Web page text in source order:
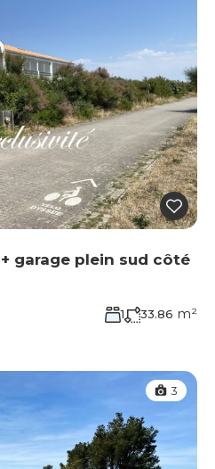
garage plein sud côté
1 33.86 m²
3